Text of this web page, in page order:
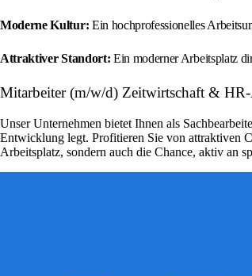
Moderne Kultur: Ein hochprofessionelles
Attraktiver Standort: Ein moderner Arbeitsplatz
Mitarbeiter (m/w/d) Zeitwirtschaft &
Unser Unternehmen bietet Ihnen als
Entwicklung legt. Profitieren Sie von attraktiven
Arbeitsplatz, sondern auch die Chance, aktiv an